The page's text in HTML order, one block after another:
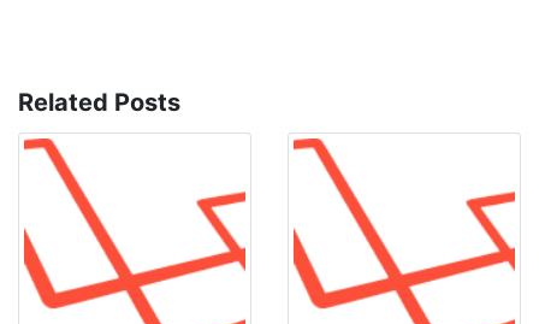
Related Posts